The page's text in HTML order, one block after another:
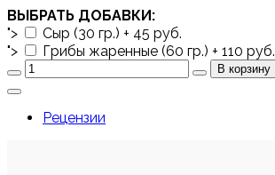
ВЫБРАТЬ ДОБАВКИ:
">
Сыр (30 гр.) + 45 руб.
">
Грибы жаренные (60 гр.) + 110 руб.
Рецензии